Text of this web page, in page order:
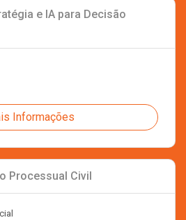
e IA para Decisão
Informações
Processual Civil